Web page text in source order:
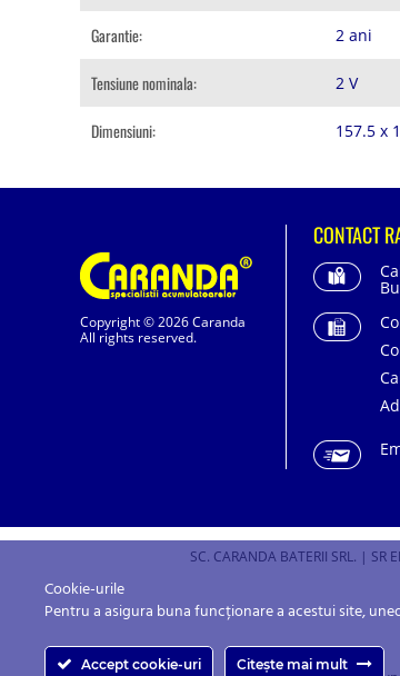
Garantie: 2 ani
Tensiune nominala: 2 V
Dimensiuni: 157.5 x
Copyright © 2026 Caranda
All rights reserved.
CONTACT
SC. CARANDA BATERII SRL. |
Cookie-urile
Pentru a asigura buna funcționare a acestui site,
Accept cookie-uri Citește mai mult